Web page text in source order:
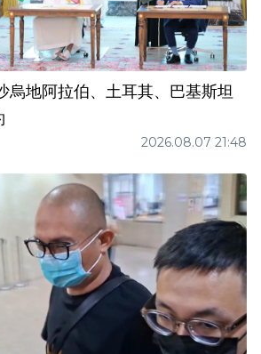
烏地阿拉伯、土耳其、巴基斯坦
2026.08.07 21:48